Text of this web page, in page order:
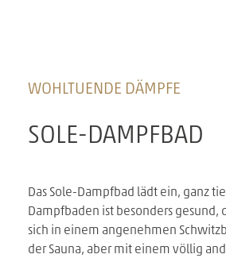
WOHLTUENDE DÄMPFE
SOLE-DAMPFBAD
Das Sole-Dampfbad lädt ein, ganz
Dampfbaden ist besonders gesund,
sich in einem angenehmen
der Sauna, aber mit einem völlig